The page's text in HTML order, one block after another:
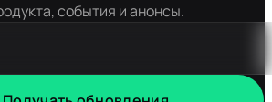
события и анонсы.